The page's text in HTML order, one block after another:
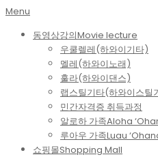
Primary
Menu
Menu
동영상강의Movie lecture
우쿨렐레(하와이기타)
멜레(하와이노래)
훌라(하와이댄스)
랩스틸기타(하와이스틸
민간자격증 취득과정
알로하 가족Aloha
루아우 가족Luau
쇼핑몰Shopping Mall